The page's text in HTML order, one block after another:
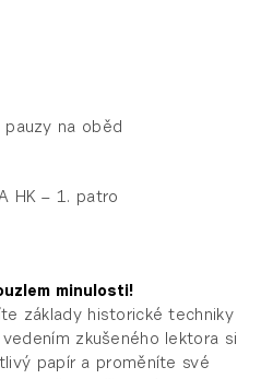
na oběd
HK – 1. patro
minulosti!
základy historické techniky
zkušeného lektora si
papír a proměníte své